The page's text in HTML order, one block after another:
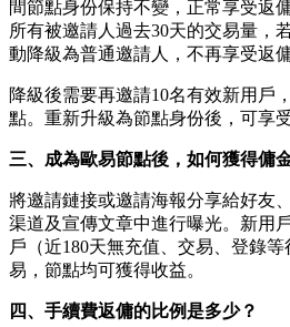
間節點身份保持不變，正常享受返
所有被邀請人過去30天的交易量，
動降級為普通邀請人，不再享受返傭
降級後需要再邀請10名有效新用戶
點。重新升級為節點身份後，可享
三、成為歐易節點後，如何獲得傭
將邀請鏈接或邀請海報分享給好友
渠道及宣傳文章中進行曝光。新用
戶（近180天無充值、交易、登錄
易，節點均可獲得收益。
四、手續費返傭的比例是多少？